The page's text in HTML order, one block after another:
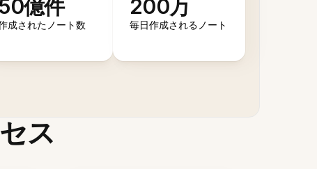
50億件
成されたノート数
200万
毎日作成されるノート
ス